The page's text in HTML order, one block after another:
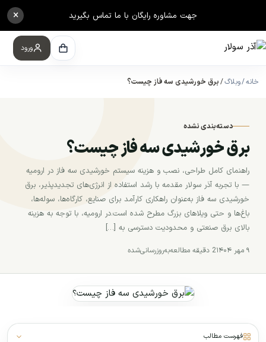
جهت مشاوره رایگان با ما تماس بگیرید ×
ورود
خانه وبلاگ برق خورشیدی سه فاز چیست؟
دسته‌بندی نشده
برق خورشیدی سه فاز چیست؟
راهنمای کامل طراحی، نصب و هزینه سیستم خورشیدی سه فاز در ارومیه
— با تجربه آذر سولار مقدمه با رشد استفاده از انرژی‌های تجدیدپذیر، برق
خورشیدی سه فاز به‌عنوان راهکاری کارآمد برای صنایع، کارگاه‌ها، سوله‌ها،
باغ‌ها و حتی ویلاهای بزرگ مطرح شده است.در ارومیه، با توجه به هزینه
بالای برق صنعتی و محدودیت دسترسی به […]
۹ مهر ۱۴۰۴ 2 دقیقه مطالعه به‌روزرسانی‌شده
فهرست مطالب